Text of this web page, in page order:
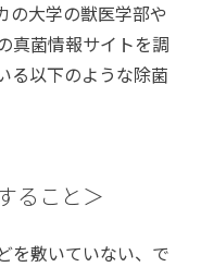
の大学の獣医学部や
真菌情報サイトを調
る以下のような除菌
ること＞
を敷いていない、で